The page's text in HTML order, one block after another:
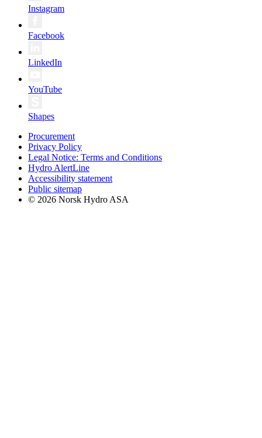
Instagram
Facebook
LinkedIn
YouTube
Shapes
Procurement
Privacy Policy
Legal Notice: Terms and Conditions
Hydro AlertLine
Accessibility statement
Public sitemap
© 2026 Norsk Hydro ASA